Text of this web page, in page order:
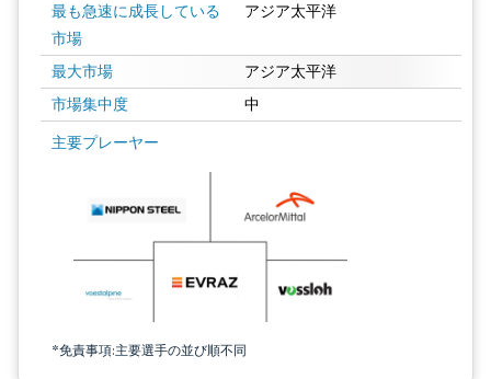
最も急速に成長している
市場
アジア太平洋
最大市場 アジア太平洋
市場集中度 中
主要プレーヤー
*免責事項:主要選手の並び順不同
画像 © Mordor Intelligence。再利用にはCC BY 4.0の表示が必要です。